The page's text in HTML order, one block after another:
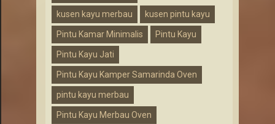
kusen kayu merbau kusen pintu kayu
Pintu Kamar Minimalis Pintu Kayu
Pintu Kayu Jati
Pintu Kayu Kamper Samarinda Oven
pintu kayu merbau
Pintu Kayu Merbau Oven